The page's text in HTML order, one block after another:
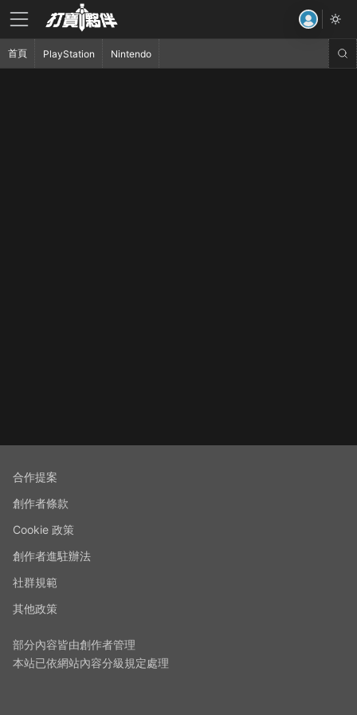
合作提案
創作者條款
Cookie 政策
創作者進駐辦法
社群規範
其他政策
部分內容皆由創作者管理
本站已依網站內容分級規定處理
首頁 PlayStation Nintendo